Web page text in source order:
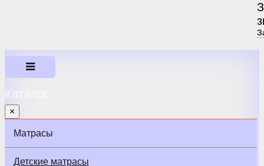
Каталог
×
Матрасы
Детские матрасы